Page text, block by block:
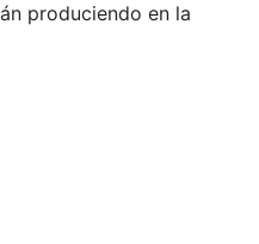
produciendo en la